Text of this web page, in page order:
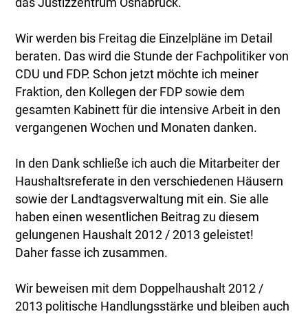
Wir werden bis Freitag die Einzelpläne im Detail
beraten. Das wird die Stunde der Fachpolitiker von
CDU und FDP. Schon jetzt möchte ich meiner
Fraktion, den Kollegen der FDP sowie dem
gesamten Kabinett für die intensive Arbeit in den
vergangenen Wochen und Monaten danken.
In den Dank schließe ich auch die Mitarbeiter der
Haushaltsreferate in den verschiedenen Häusern
sowie der Landtagsverwaltung mit ein. Sie alle
haben einen wesentlichen Beitrag zu diesem
gelungenen Haushalt 2012 / 2013 geleistet!
Daher fasse ich zusammen.
Wir beweisen mit dem Doppelhaushalt 2012 /
2013 politische Handlungsstärke und bleiben auch